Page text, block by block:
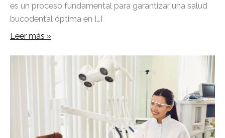
es un proceso fundamental para garantizar una salud
bucodental óptima en […]
Leer más »